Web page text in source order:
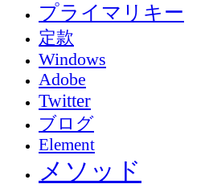
プライマリキー
定款
Windows
Adobe
Twitter
ブログ
Element
メソッド